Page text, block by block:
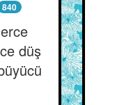
840
düş